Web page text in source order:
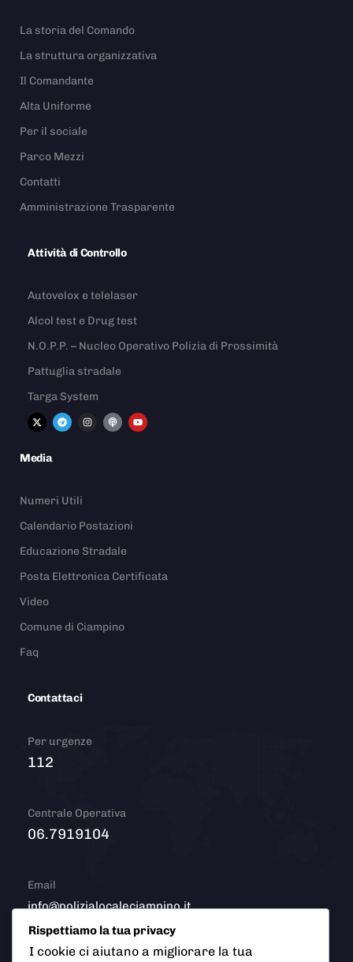
La storia del Comando
La struttura organizzativa
Il Comandante
Alta Uniforme
Per il sociale
Parco Mezzi
Contatti
Amministrazione Trasparente
Attività di Controllo
Autovelox e telelaser
Alcol test e Drug test
N.O.P.P. – Nucleo Operativo Polizia di Prossimità
Pattuglia stradale
Targa System
Media
Numeri Utili
Calendario Postazioni
Educazione Stradale
Posta Elettronica Certificata
Video
Comune di Ciampino
Faq
Contattaci
Per urgenze
112
Centrale Operativa
06.7919104
Email
info@polizialocaleciampino.it
Rispettiamo la tua privacy
I cookie ci aiutano a migliorare la tua